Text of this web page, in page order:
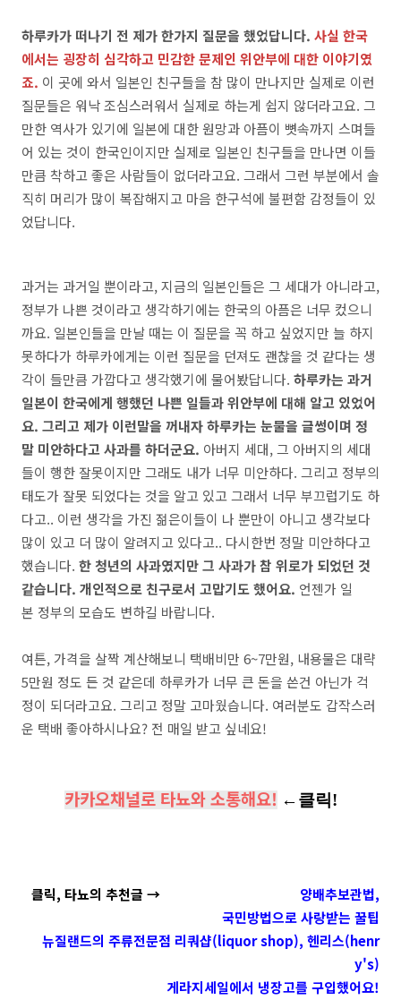
하루카가 떠나기 전 제가 한가지 질문을 했었답니다. 사실 한국
에서는 굉장히 심각하고 민감한 문제인 위안부에 대한 이야기였
죠. 이 곳에 와서 일본인 친구들을 참 많이 만나지만 실제로 이런
질문들은 워낙 조심스러워서 실제로 하는게 쉽지 않더라고요. 그
만한 역사가 있기에 일본에 대한 원망과 아픔이 뼛속까지 스며들
어 있는 것이 한국인이지만 실제로 일본인 친구들을 만나면 이들
만큼 착하고 좋은 사람들이 없더라고요. 그래서 그런 부분에서 솔
직히 머리가 많이 복잡해지고 마음 한구석에 불편함 감정들이 있
었답니다.
과거는 과거일 뿐이라고, 지금의 일본인들은 그 세대가 아니라고,
정부가 나쁜 것이라고 생각하기에는 한국의 아픔은 너무 컸으니
까요. 일본인들을 만날 때는 이 질문을 꼭 하고 싶었지만 늘 하지
못하다가 하루카에게는 이런 질문을 던져도 괜찮을 것 같다는 생
각이 들만큼 가깝다고 생각했기에 물어봤답니다. 하루카는 과거
일본이 한국에게 행했던 나쁜 일들과 위안부에 대해 알고 있었어
요. 그리고 제가 이런말을 꺼내자 하루카는 눈물을 글썽이며 정
말 미안하다고 사과를 하더군요. 아버지 세대, 그 아버지의 세대
들이 행한 잘못이지만 그래도 내가 너무 미안하다. 그리고 정부의
태도가 잘못 되었다는 것을 알고 있고 그래서 너무 부끄럽기도 하
다고.. 이런 생각을 가진 젊은이들이 나 뿐만이 아니고 생각보다
많이 있고 더 많이 알려지고 있다고.. 다시한번 정말 미안하다고
했습니다. 한 청년의 사과였지만 그 사과가 참 위로가 되었던 것
같습니다. 개인적으로 친구로서 고맙기도 했어요. 언젠가 일
본 정부의 모습도 변하길 바랍니다.
여튼, 가격을 살짝 계산해보니 택배비만 6~7만원, 내용물은 대략
5만원 정도 든 것 같은데 하루카가 너무 큰 돈을 쓴건 아닌가 걱
정이 되더라고요. 그리고 정말 고마웠습니다. 여러분도 갑작스러
운 택배 좋아하시나요? 전 매일 받고 싶네요!
카카오채널로 타뇨와 소통해요! ←클릭!
클릭, 타뇨의 추천글 →
양배추보관법,
국민방법으로 사랑받는 꿀팁
뉴질랜드의 주류전문점 리쿼샵(liquor shop), 헨리스(henr
y's)
게라지세일에서 냉장고를 구입했어요!